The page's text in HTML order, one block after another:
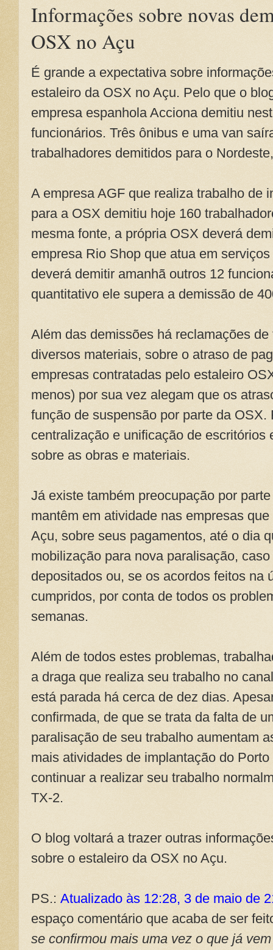
Informações sobre novas
OSX no Açu
É grande a expectativa sobre
estaleiro da OSX no Açu. Pelo que o
empresa espanhola Acciona demitiu
funcionários. Três ônibus e uma van
trabalhadores demitidos para o
A empresa AGF que realiza trabalho de
para a OSX demitiu hoje 160
mesma fonte, a própria OSX deverá
empresa Rio Shop que atua em
deverá demitir amanhã outros 12
quantitativo ele supera a demissão de
Além das demissões há reclamações
diversos materiais, sobre o atraso de
empresas contratadas pelo estaleiro
menos) por sua vez alegam que os
função de suspensão por parte da OSX.
centralização e unificação de escritórios
sobre as obras e materiais.
Já existe também preocupação por
mantêm em atividade nas empresas
Açu, sobre seus pagamentos, até o dia
mobilização para nova paralisação,
depositados ou, se os acordos feitos na
cumpridos, por conta de todos os
semanas.
Além de todos estes problemas,
a draga que realiza seu trabalho no
está parada há cerca de dez dias.
confirmada, de que se trata da falta de
paralisação de seu trabalho aumentam
mais atividades de implantação do
continuar a realizar seu trabalho
TX-2.
O blog voltará a trazer outras
sobre o estaleiro da OSX no Açu.
PS.: Atualizado às 12:28, 3 de maio de
espaço comentário que acaba de ser
se confirmou mais uma vez o que já